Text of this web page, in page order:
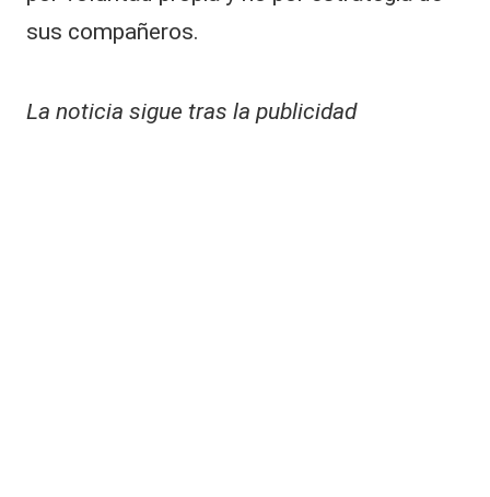
sus compañeros.
La noticia sigue tras la publicidad